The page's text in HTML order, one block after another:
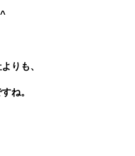
りも、
ね。